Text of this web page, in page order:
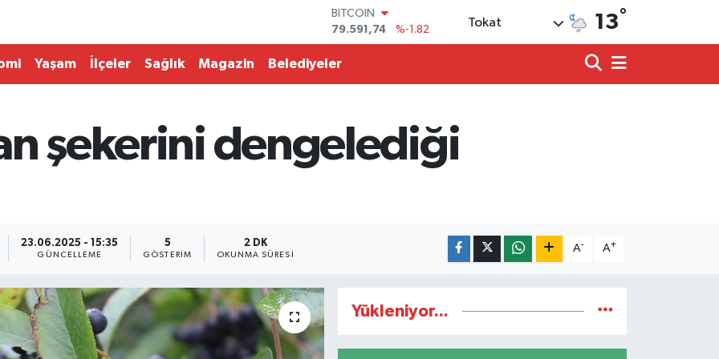
79.591,74
DOLAR
53,38690
STERLİN
6862,09000
%0.19
BİST100
Tokat 13°
Yaşam İlçeler Sağlık Magazin Belediyeler
şekerini dengelediği
23.06.2025 - 15:35
GÜNCELLEME
5
GÖSTERIM
2 DK
OKUNMA SÜRESI
A- A+
Yükleniyor...